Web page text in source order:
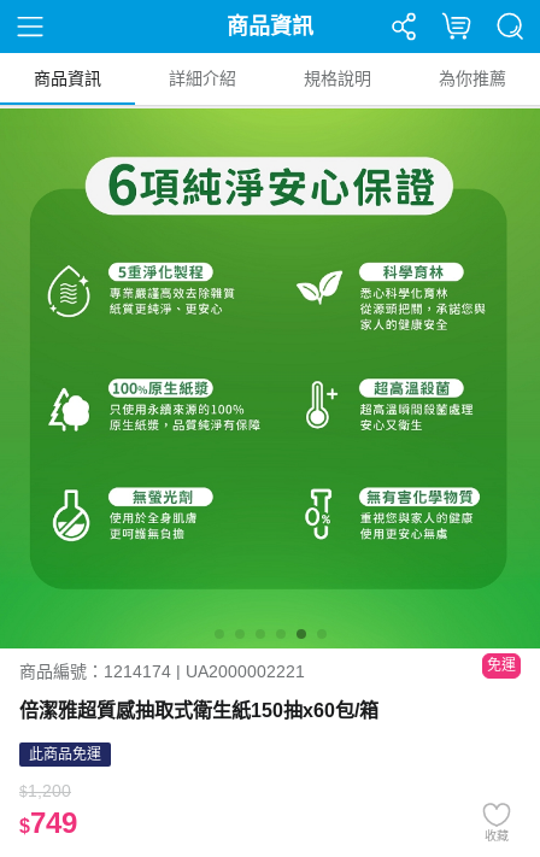
商品資訊
商品資訊 詳細介紹 規格說明 為你推薦
商品編號：1214174 | UA2000002221 免運
倍潔雅超質感抽取式衛生紙150抽x60包/箱
此商品免運
$1,200
$749 收藏